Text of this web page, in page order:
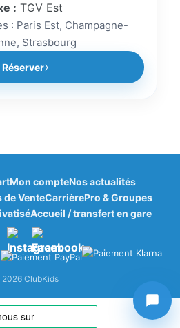
: TGV Est
: Paris Est, Champagne-
Strasbourg
Réserver
! 👋
espace fidélité
×
Mon compteNos actualités
de VenteCarrièrePro & Groupes
Accueil / transfert en gare
ClubKids